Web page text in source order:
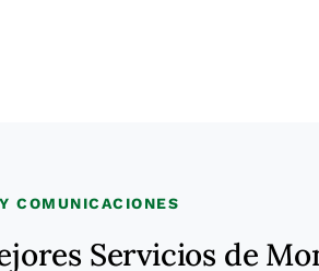
COMUNICACIONES
Servicios de